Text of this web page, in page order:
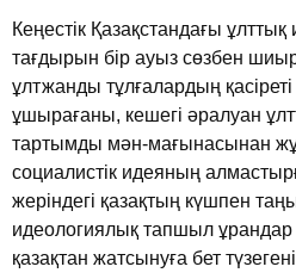
Кеңестiк Қазақстандағы
тағдырын бiр ауыз сөзбен
ұлтжанды тұлғалардың қасiретi
ұшырағаны, кешегi әралуан
тартымды мән-мағынасынан
социалистiк идеяның
жерiндегi қазақтың күшпен
идеологиялық тапшыл
қазақтан жатсынуға бет